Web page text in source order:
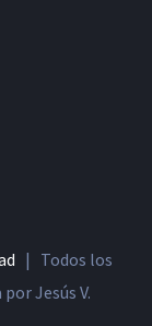
| Todos los
Jesús V.